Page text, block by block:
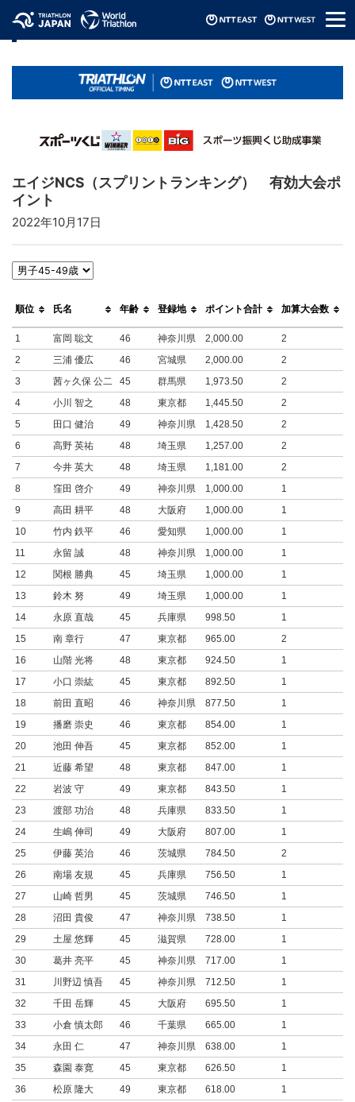
メ
ニ
ー
リザルト / Results
エイジNCS（スプリントランキング） 有効大会ポ
イント
2022年10月17日
順位 氏名 年齢 登録地 ポイント合計 加算大会数
1
富岡 聡文 46 神奈川県 2,000.00 2
2
三浦 優広 46 宮城県 2,000.00 2
3
茜ヶ久保 公二 45 群馬県 1,973.50 2
4
小川 智之 48 東京都 1,445.50 2
5
田口 健治 49 神奈川県 1,428.50 2
6
高野 英祐 48 埼玉県 1,257.00 2
7
今井 英大 48 埼玉県 1,181.00 2
8
窪田 啓介 49 神奈川県 1,000.00 1
9
高田 耕平 48 大阪府 1,000.00 1
10
竹内 鉄平 46 愛知県 1,000.00 1
11
永留 誠 48 神奈川県 1,000.00 1
12
関根 勝典 45 埼玉県 1,000.00 1
13
鈴木 努 49 埼玉県 1,000.00 1
14
永原 直哉 45 兵庫県 998.50 1
15
南 章行 47 東京都 965.00 2
16
山階 光将 48 東京都 924.50 1
17
小口 崇紘 45 東京都 892.50 1
18
前田 直昭 46 神奈川県 877.50 1
19
播磨 崇史 46 東京都 854.00 1
20
池田 伸吾 45 東京都 852.00 1
21
近藤 希望 48 東京都 847.00 1
22
岩波 守 49 東京都 843.50 1
23
渡部 功治 48 兵庫県 833.50 1
24
生嶋 伸司 49 大阪府 807.00 1
25
伊藤 英治 46 茨城県 784.50 2
26
南場 友規 45 兵庫県 756.50 1
27
山崎 哲男 45 茨城県 746.50 1
28
沼田 貴俊 47 神奈川県 738.50 1
29
土屋 悠輝 45 滋賀県 728.00 1
30
葛井 亮平 45 神奈川県 717.00 1
31
川野辺 慎吾 45 神奈川県 712.50 1
32
千田 岳輝 45 大阪府 695.50 1
33
小倉 慎太郎 46 千葉県 665.00 1
34
永田 仁 47 神奈川県 638.00 1
35
森園 泰寛 45 東京都 626.50 1
36
松原 隆大 49 東京都 618.00 1